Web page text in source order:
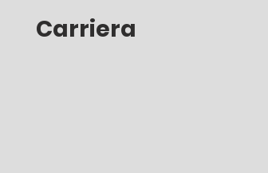
Carriera